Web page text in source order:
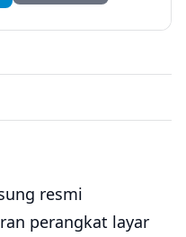
resmi
perangkat layar